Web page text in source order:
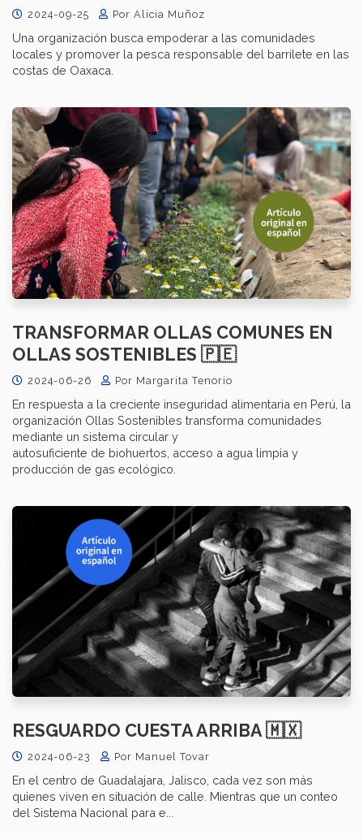
2024-09-25 Por Alicia Muñoz
Una organización busca empoderar a las comunidades
locales y promover la pesca responsable del barrilete en las
costas de Oaxaca.
TRANSFORMAR OLLAS COMUNES EN
OLLAS SOSTENIBLES 🇵🇪
2024-06-26 Por Margarita Tenorio
En respuesta a la creciente inseguridad alimentaria en Perú, la
organización Ollas Sostenibles transforma comunidades
mediante un sistema circular y
autosuficiente de biohuertos, acceso a agua limpia y
producción de gas ecológico.
RESGUARDO CUESTA ARRIBA 🇲🇽
2024-06-23 Por Manuel Tovar
En el centro de Guadalajara, Jalisco, cada vez son más
quienes viven en situación de calle. Mientras que un conteo
del Sistema Nacional para e...